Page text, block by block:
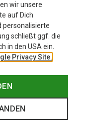
wir unsere
auf Dich
personalisierte
schließt ggf. die
in den USA ein.
Privacy Site.